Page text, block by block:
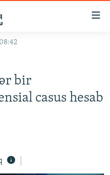
bir
casus hesab